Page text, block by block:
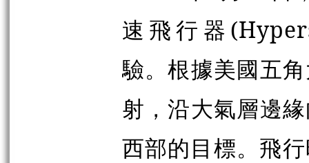
速飛行器
驗。根據美國五
射，沿大氣層邊
西部的目標。飛